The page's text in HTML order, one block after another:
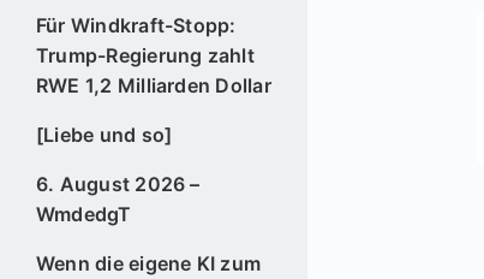
Für Windkraft-Stopp:
Trump-Regierung zahlt
RWE 1,2 Milliarden Dollar
[Liebe und so]
6. August 2026 –
WmdedgT
Wenn die eigene KI zum